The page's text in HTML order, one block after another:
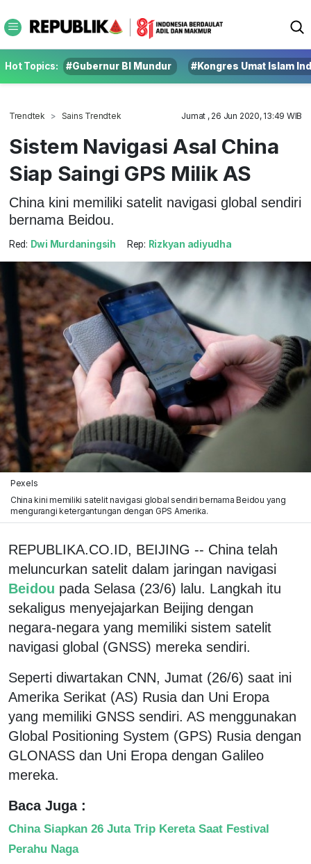
Hot Topics: #Gubernur BI Mundur #Kongres Umat Islam
Trendtek Sains Trendtek Jumat , 26 Jun 2020, 13:49 WIB
Sistem Navigasi Asal China
Siap Saingi GPS Milik AS
China kini memiliki satelit navigasi global sendiri
bernama Beidou.
Red: Dwi Murdaningsih Rep: Rizkyan adiyudha
Pexels
China kini memiliki satelit navigasi global sendiri bernama Beidou yang
mengurangi ketergantungan dengan GPS Amerika.
REPUBLIKA.CO.ID, BEIJING -- China telah
meluncurkan satelit dalam jaringan navigasi
Beidou pada Selasa (23/6) lalu. Langkah itu
sekaligus menyejajarkan Beijing dengan
negara-negara yang memiliki sistem satelit
navigasi global (GNSS) mereka sendiri.
Seperti diwartakan CNN, Jumat (26/6) saat ini
Amerika Serikat (AS) Rusia dan Uni Eropa
yang memiliki GNSS sendiri. AS menggunakan
Global Positioning System (GPS) Rusia dengan
GLONASS dan Uni Eropa dengan Galileo
mereka.
Baca Juga :
China Siapkan 26 Juta Trip Kereta Saat Festival
Perahu Naga